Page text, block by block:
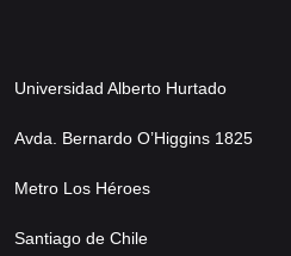
Universidad Alberto Hurtado
Avda. Bernardo O’Higgins 1825
Metro Los Héroes
Santiago de Chile